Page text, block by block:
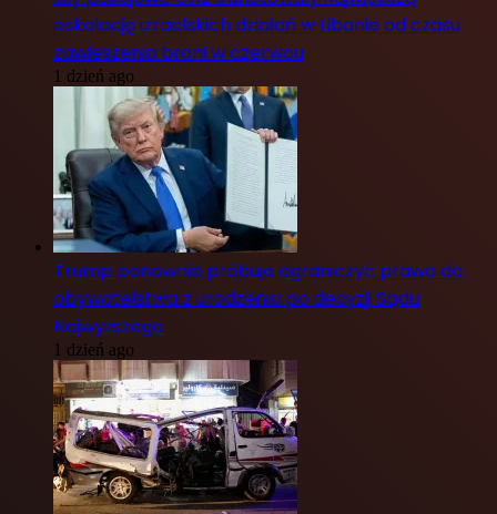
eskalację izraelskich działań w Libanie od czasu
zawieszenia broni w czerwcu
1 dzień ago
Trump ponownie próbuje ograniczyć prawo do
obywatelstwa z urodzenia po decyzji Sądu
Najwyższego
1 dzień ago